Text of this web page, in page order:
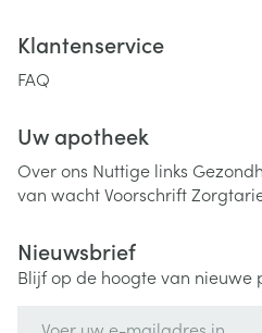
Klantenservice
FAQ
Uw apotheek
Over ons Nuttige links
van wachtVoorschrift
Nieuwsbrief
Blijf op de hoogte van nieuwe